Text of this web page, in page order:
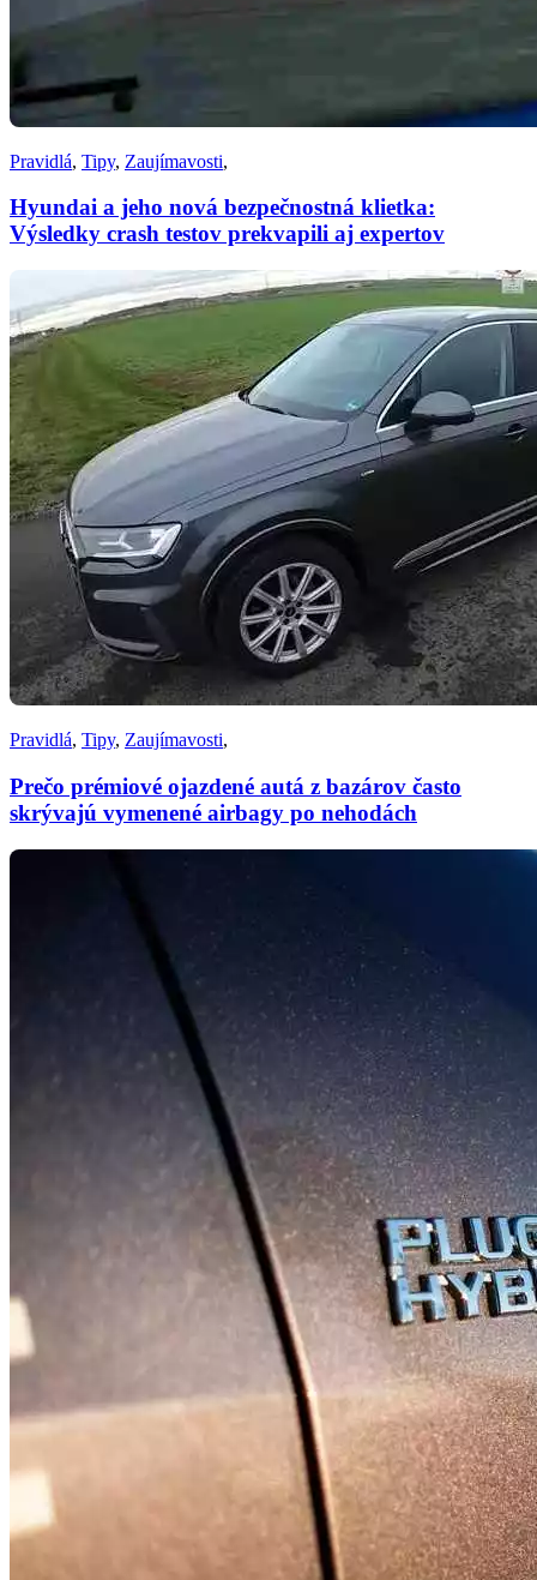
Pravidlá, Tipy, Zaujímavosti,
Hyundai a jeho nová bezpečnostná klietka:
Výsledky crash testov prekvapili aj expertov
Pravidlá, Tipy, Zaujímavosti,
Prečo prémiové ojazdené autá z bazárov často
skrývajú vymenené airbagy po nehodách